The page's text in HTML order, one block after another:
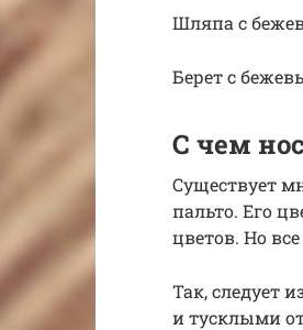
Шляпа с
Берет с
С чем
Существует
пальто. Его
цветов. Но
Так, следует
и тусклыми